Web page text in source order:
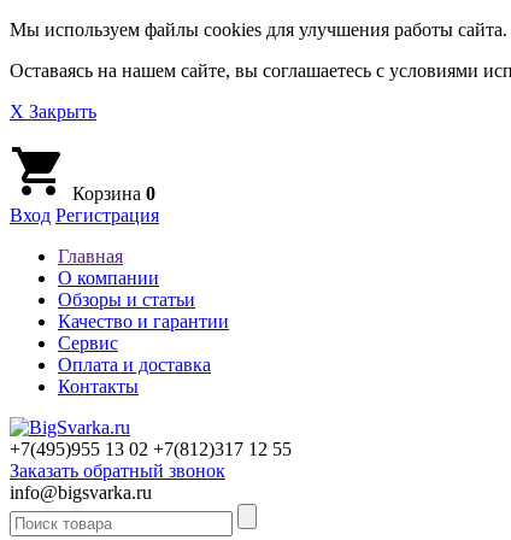
Мы используем файлы cookies для улучшения работы сайта.
Оставаясь на нашем сайте, вы соглашаетесь с условиями
X Закрыть
Корзина 0
Вход Регистрация
Главная
О компании
Обзоры и статьи
Качество и гарантии
Сервис
Оплата и доставка
Контакты
+7(495)955 13 02 +7(812)317 12 55
Заказать обратный звонок
info@bigsvarka.ru